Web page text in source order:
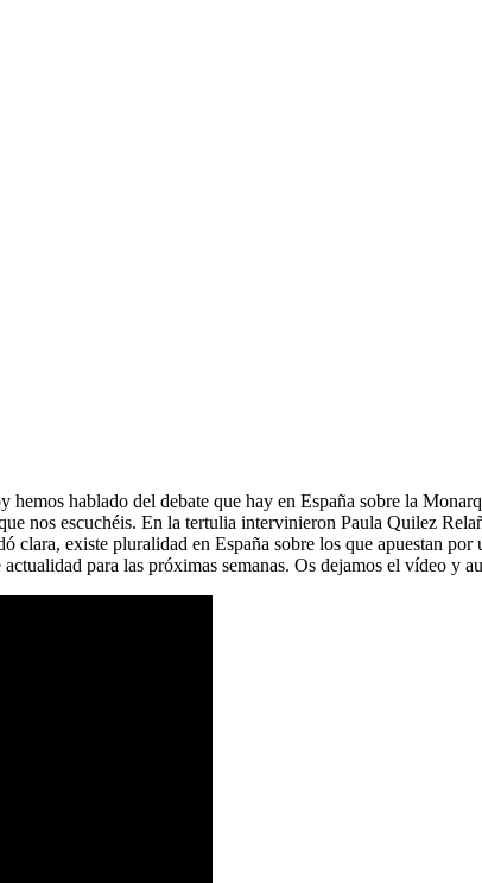
hablado del debate que hay en España sobre la
nos escuchéis. En la tertulia intervinieron Paula Quilez
existe pluralidad en España sobre los que apuestan
para las próximas semanas. Os dejamos el vídeo y